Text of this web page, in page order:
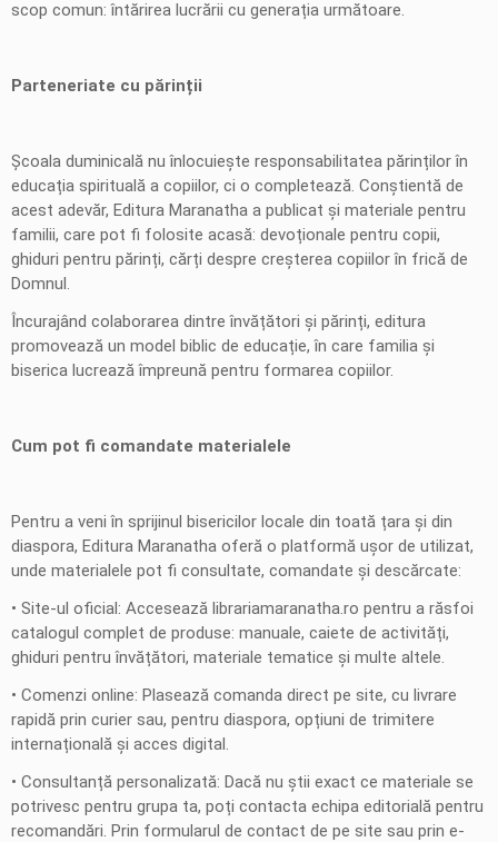
scop comun: întărirea lucrării cu generația următoare.
Parteneriate cu părinții
Școala duminicală nu înlocuiește responsabilitatea părinților în
educația spirituală a copiilor, ci o completează. Conștientă de
acest adevăr, Editura Maranatha a publicat și materiale pentru
familii, care pot fi folosite acasă: devoționale pentru copii,
ghiduri pentru părinți, cărți despre creșterea copiilor în frică de
Domnul.
Încurajând colaborarea dintre învățători și părinți, editura
promovează un model biblic de educație, în care familia și
biserica lucrează împreună pentru formarea copiilor.
Cum pot fi comandate materialele
Pentru a veni în sprijinul bisericilor locale din toată țara și din
diaspora, Editura Maranatha oferă o platformă ușor de utilizat,
unde materialele pot fi consultate, comandate și descărcate:
• Site-ul oficial: Accesează librariamaranatha.ro pentru a răsfoi
catalogul complet de produse: manuale, caiete de activități,
ghiduri pentru învățători, materiale tematice și multe altele.
• Comenzi online: Plasează comanda direct pe site, cu livrare
rapidă prin curier sau, pentru diaspora, opțiuni de trimitere
internațională și acces digital.
• Consultanță personalizată: Dacă nu știi exact ce materiale se
potrivesc pentru grupa ta, poți contacta echipa editorială pentru
recomandări. Prin formularul de contact de pe site sau prin e-